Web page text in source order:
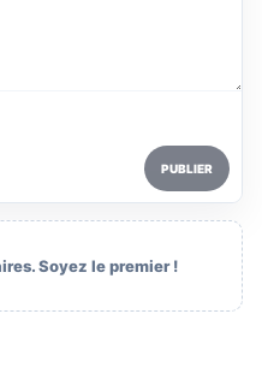
PUBLIER
Soyez le premier !